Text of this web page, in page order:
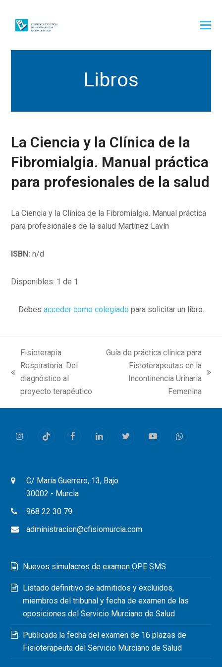
Libros
La Ciencia y la Clínica de la
Fibromialgia. Manual práctica
para profesionales de la salud
La Ciencia y la Clínica de la Fibromialgia. Manual práctica
para profesionales de la salud Martínez Lavín
ISBN: n/d
Disponibles: 1 de 1
Debes acceder como colegiado para solicitar un libro.
previous
post:
Fisioterapia
Respiratoria. Del
diagnóstico al
proyecto terapéutico
Guía de práctica clínica para
Fisioterapeutas en la
Incontinencia Urinaria
Femenina
InstagramTiktok FacebookLinkedInTwitterYoutubeWhatsapp
C/ María Guerrero, 13, Bajo
30002 - Murcia
968 22 30 79
administracion@cfisiomurcia.com
Nuevos simulacros de examen OPE SMS
Listado definitivo de admitidos y excluidos,
miembros del tribunal y fecha de examen de las
oposiciones del Servicio Murciano de Salud
Publicada la fecha del examen de 16 plazas de
Fisioterapeuta del Servicio Murciano de Salud